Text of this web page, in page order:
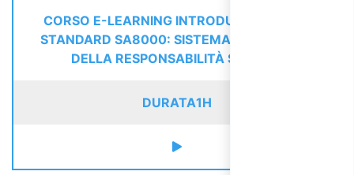
CORSO E-LEARNING INTRODUZIONE ALLO
STANDARD SA8000: SISTEMA DI GESTIONE
DELLA RESPONSABILITÀ SOCIALE
DURATA1H